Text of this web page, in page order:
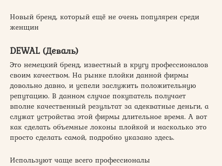
Новый бренд, который ещё не очень популярен среди
женщин
DEWAL (Деваль)
Это немецкий бренд, известный в кругу профессионалов
своим качеством. На рынке плойки данной фирмы
довольно давно, и успели заслужить положительную
репутацию. В данном случае покупатель получает
вполне качественный результат за адекватные деньги, а
служат устройства этой фирмы длительное время. А вот
как сделать объемные локоны плойкой и насколько это
просто сделать самой, подробно указано здесь.
Используют чаще всего профессионалы